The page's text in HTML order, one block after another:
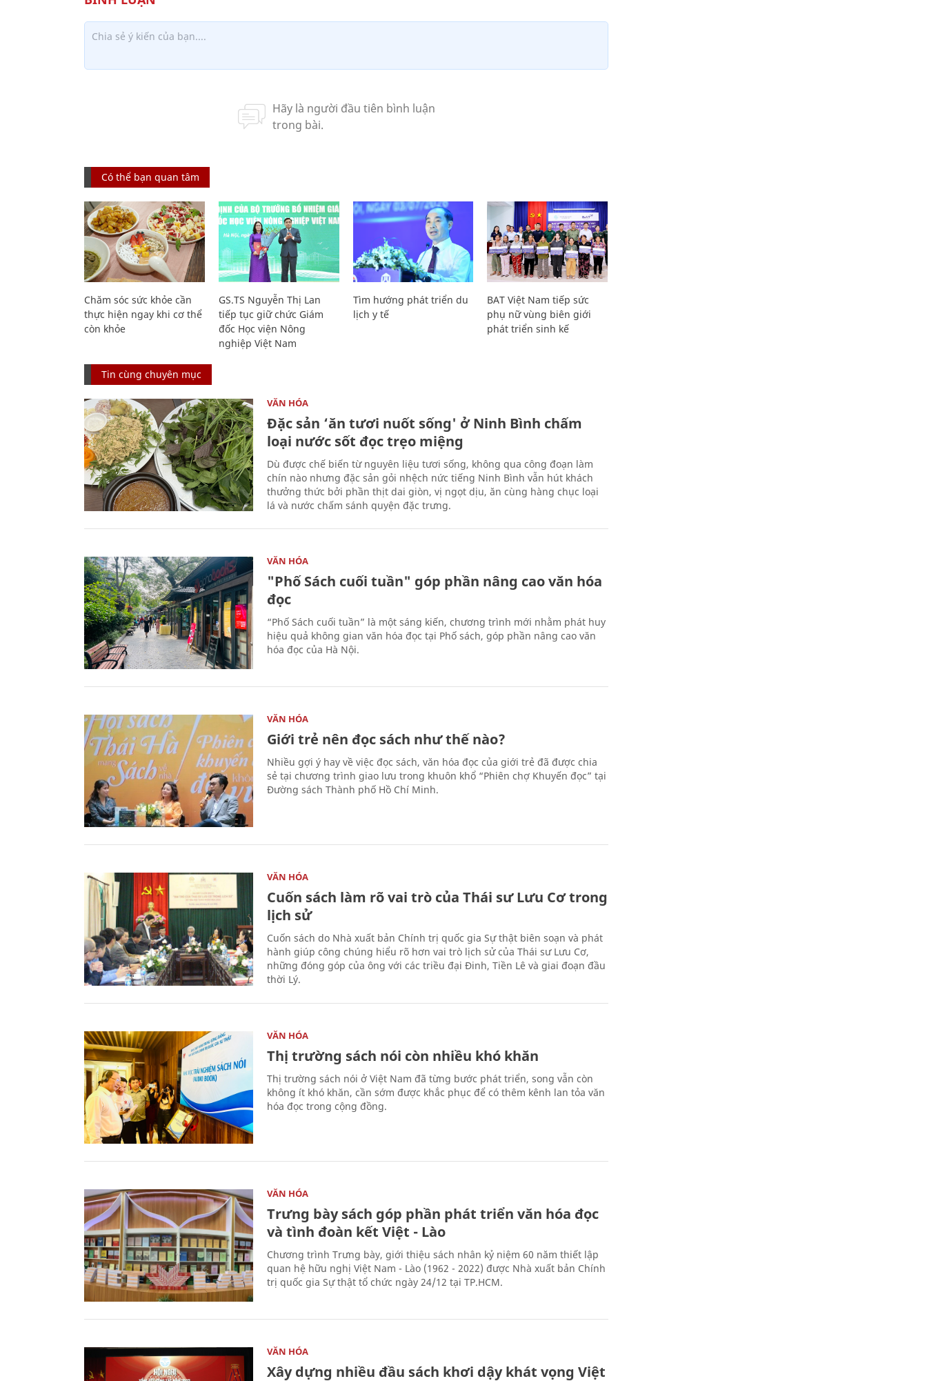
Có thể bạn quan tâm
Chăm sóc sức khỏe cần
thực hiện ngay khi cơ thể
còn khỏe
GS.TS Nguyễn Thị Lan
tiếp tục giữ chức Giám
đốc Học viện Nông
nghiệp Việt Nam
Tìm hướng phát triển du
lịch y tế
BAT Việt Nam tiếp sức
phụ nữ vùng biên giới
phát triển sinh kế
Tin cùng chuyên mục
VĂN HÓA
Đặc sản ‘ăn tươi nuốt sống' ở Ninh Bình chấm
loại nước sốt đọc trẹo miệng
Dù được chế biến từ nguyên liệu tươi sống, không qua công đoạn làm
chín nào nhưng đặc sản gỏi nhệch nức tiếng Ninh Bình vẫn hút khách
thưởng thức bởi phần thịt dai giòn, vị ngọt dịu, ăn cùng hàng chục loại
lá và nước chấm sánh quyện đặc trưng.
VĂN HÓA
"Phố Sách cuối tuần" góp phần nâng cao văn hóa
đọc
“Phố Sách cuối tuần” là một sáng kiến, chương trình mới nhằm phát huy
hiệu quả không gian văn hóa đọc tại Phố sách, góp phần nâng cao văn
hóa đọc của Hà Nội.
VĂN HÓA
Giới trẻ nên đọc sách như thế nào?
Nhiều gợi ý hay về việc đọc sách, văn hóa đọc của giới trẻ đã được chia
sẻ tại chương trình giao lưu trong khuôn khổ “Phiên chợ Khuyến đọc” tại
Đường sách Thành phố Hồ Chí Minh.
VĂN HÓA
Cuốn sách làm rõ vai trò của Thái sư Lưu Cơ trong
lịch sử
Cuốn sách do Nhà xuất bản Chính trị quốc gia Sự thật biên soạn và phát
hành giúp công chúng hiểu rõ hơn vai trò lịch sử của Thái sư Lưu Cơ,
những đóng góp của ông với các triều đại Đinh, Tiền Lê và giai đoạn đầu
thời Lý.
VĂN HÓA
Thị trường sách nói còn nhiều khó khăn
Thị trường sách nói ở Việt Nam đã từng bước phát triển, song vẫn còn
không ít khó khăn, cần sớm được khắc phục để có thêm kênh lan tỏa văn
hóa đọc trong cộng đồng.
VĂN HÓA
Trưng bày sách góp phần phát triển văn hóa đọc
và tình đoàn kết Việt - Lào
Chương trình Trưng bày, giới thiệu sách nhân kỷ niệm 60 năm thiết lập
quan hệ hữu nghị Việt Nam - Lào (1962 - 2022) được Nhà xuất bản Chính
trị quốc gia Sự thật tổ chức ngày 24/12 tại TP.HCM.
VĂN HÓA
Xây dựng nhiều đầu sách khơi dậy khát vọng Việt